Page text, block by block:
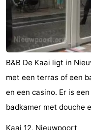
B&B De Kaai ligt in
met een terras of een
en een casino. Er is
badkamer met douche
Kaai 12, Nieuwpoort